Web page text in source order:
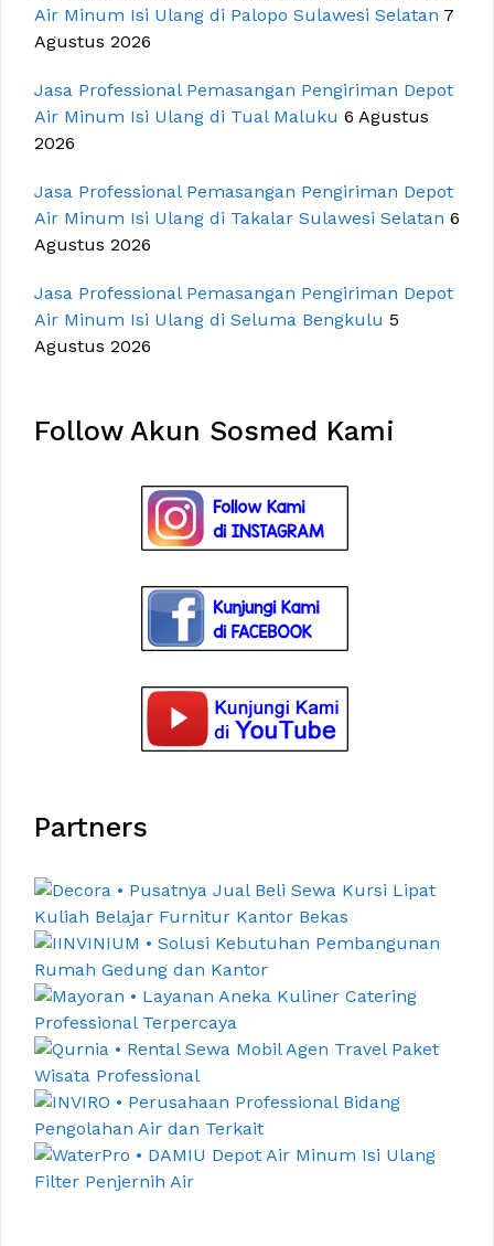
Air Minum Isi Ulang di Palopo Sulawesi Selatan 7
Agustus 2026
Jasa Professional Pemasangan Pengiriman Depot
Air Minum Isi Ulang di Tual Maluku 6 Agustus
2026
Jasa Professional Pemasangan Pengiriman Depot
Air Minum Isi Ulang di Takalar Sulawesi Selatan 6
Agustus 2026
Jasa Professional Pemasangan Pengiriman Depot
Air Minum Isi Ulang di Seluma Bengkulu 5
Agustus 2026
Follow Akun Sosmed Kami
Partners